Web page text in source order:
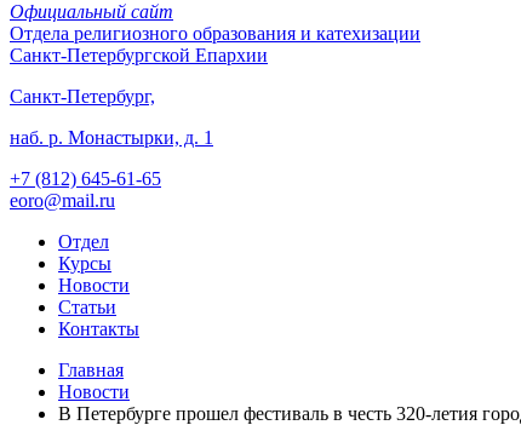
Официальный сайт
Отдела религиозного образования и катехизации
Санкт-Петербургской Епархии
Санкт-Петербург,
наб. р. Монастырки, д. 1
+7 (812) 645-61-65
eoro@mail.ru
Отдел
Курсы
Новости
Статьи
Контакты
Главная
Новости
В Петербурге прошел фестиваль в честь 320-летия